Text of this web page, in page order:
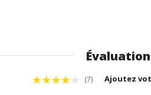
(7) Ajoutez